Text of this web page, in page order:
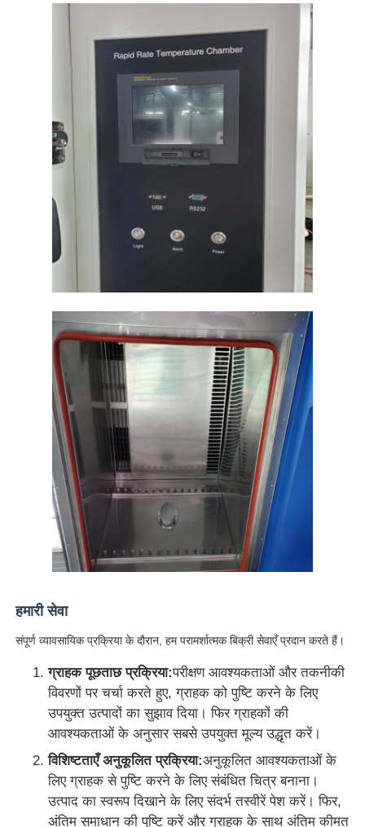
हमारी सेवा
संपूर्ण व्यावसायिक प्रक्रिया के दौरान, हम परामर्शात्मक बिक्री सेवाएँ प्रदान करते हैं।
ग्राहक पूछताछ प्रक्रिया:परीक्षण आवश्यकताओं और तकनीकी
विवरणों पर चर्चा करते हुए, ग्राहक को पुष्टि करने के लिए
उपयुक्त उत्पादों का सुझाव दिया। फिर ग्राहकों की
आवश्यकताओं के अनुसार सबसे उपयुक्त मूल्य उद्धृत करें।
विशिष्टताएँ अनुकूलित प्रक्रिया:अनुकूलित आवश्यकताओं के
लिए ग्राहक से पुष्टि करने के लिए संबंधित चित्र बनाना।
उत्पाद का स्वरूप दिखाने के लिए संदर्भ तस्वीरें पेश करें। फिर,
अंतिम समाधान की पुष्टि करें और ग्राहक के साथ अंतिम कीमत